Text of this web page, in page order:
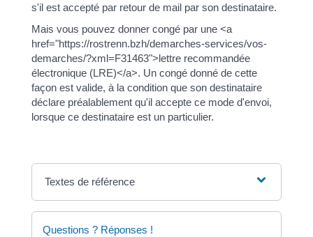
s'il est accepté par retour de mail par son destinataire.
Mais vous pouvez donner congé par une <a
href="https://rostrenn.bzh/demarches-services/vos-
demarches/?xml=F31463">lettre recommandée
électronique (LRE)</a>. Un congé donné de cette
façon est valide, à la condition que son destinataire
déclare préalablement qu'il accepte ce mode d'envoi,
lorsque ce destinataire est un particulier.
Textes de référence
Questions ? Réponses !